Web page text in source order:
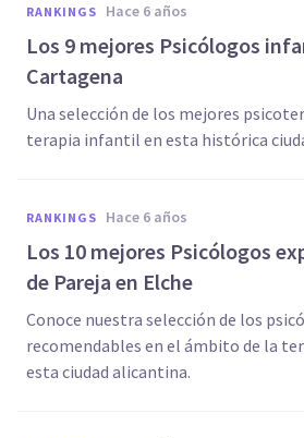
RANKINGS hace 6 años
Los 9 mejores Psicólogos
Cartagena
Una selección de los mejores
terapia infantil en esta histórica
RANKINGS hace 6 años
Los 10 mejores Psicólogos
de Pareja en Elche
Conoce nuestra selección de los
recomendables en el ámbito de la
esta ciudad alicantina.